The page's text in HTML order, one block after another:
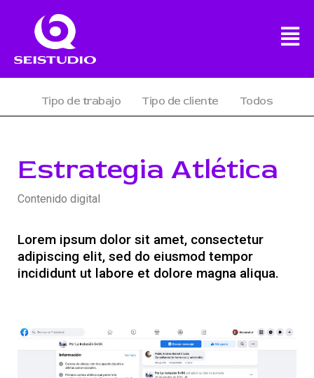
Tipo de trabajo Tipo de cliente Todos
Estrategia Atlética
Contenido digital
Lorem ipsum dolor sit amet, consectetur
adipiscing elit, sed do eiusmod tempor
incididunt ut labore et dolore magna aliqua.